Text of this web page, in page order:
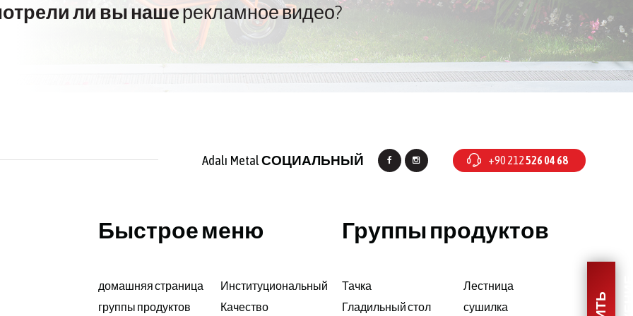
ли вы нашерекламное видео?
+90 212526 04 68
Adalı MetalСОЦИАЛЬНЫЙ
Быстрое меню
домашняя страница
Институциональный
группы продуктов
Качество
Группы продуктов
Тачка
Лестница
Гладильный стол
сушилка